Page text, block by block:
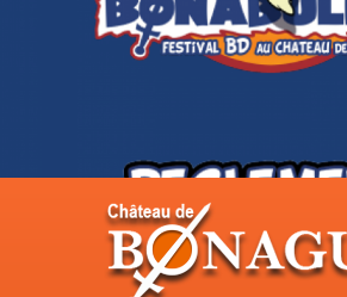
Jump to navigation